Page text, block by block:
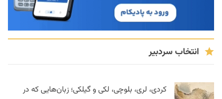
انتخاب سردبیر
کردی، لری، بلوچی، لکی و گیلکی؛ زبان‌هایی که در